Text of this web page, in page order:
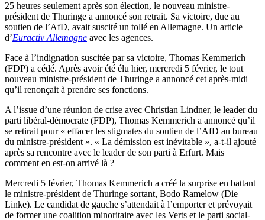
25 heures seulement après son élection, le nouveau ministre-
président de Thuringe a annoncé son retrait. Sa victoire, due au
soutien de l’AfD, avait suscité un tollé en Allemagne. Un article
d’Euractiv Allemagne avec les agences.
Face à l’indignation suscitée par sa victoire, Thomas Kemmerich
(FDP) a cédé. Après avoir été élu hier, mercredi 5 février, le tout
nouveau ministre-président de Thuringe a annoncé cet après-midi
qu’il renonçait à prendre ses fonctions.
A l’issue d’une réunion de crise avec Christian Lindner, le leader du
parti libéral-démocrate (FDP), Thomas Kemmerich a annoncé qu’il
se retirait pour « effacer les stigmates du soutien de l’AfD au bureau
du ministre-président ». « La démission est inévitable », a-t-il ajouté
après sa rencontre avec le leader de son parti à Erfurt. Mais
comment en est-on arrivé là ?
Mercredi 5 février, Thomas Kemmerich a créé la surprise en battant
le ministre-président de Thuringe sortant, Bodo Ramelow (Die
Linke). Le candidat de gauche s’attendait à l’emporter et prévoyait
de former une coalition minoritaire avec les Verts et le parti social-